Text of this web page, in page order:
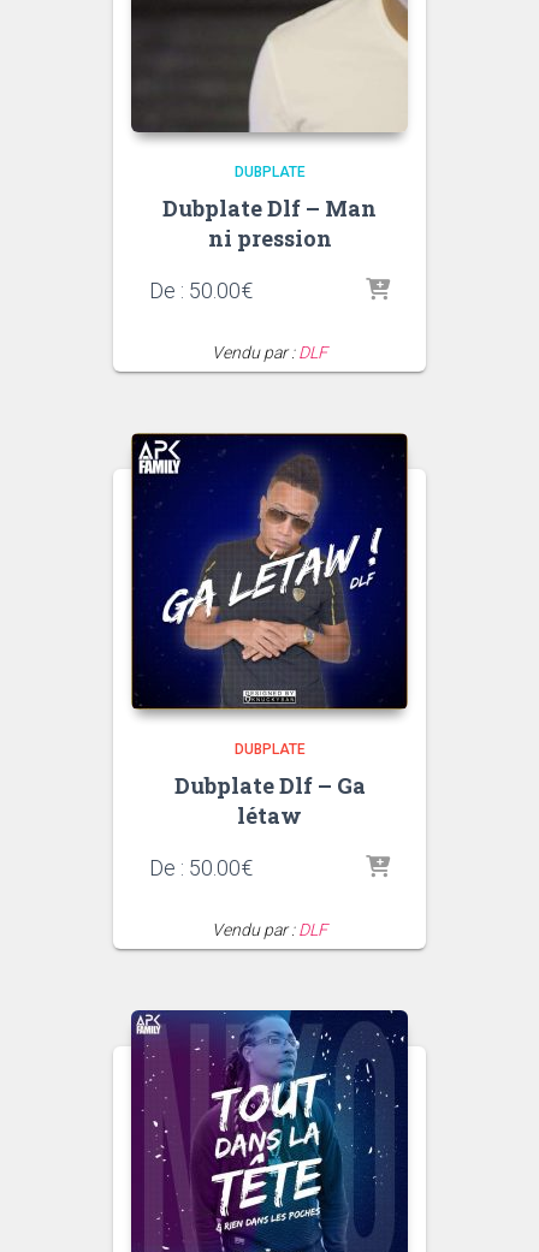
DUBPLATE
Dubplate Dlf – Man
ni pression
De : 50.00€
Vendu par :DLF
DUBPLATE
Dubplate Dlf – Ga
létaw
De : 50.00€
Vendu par :DLF